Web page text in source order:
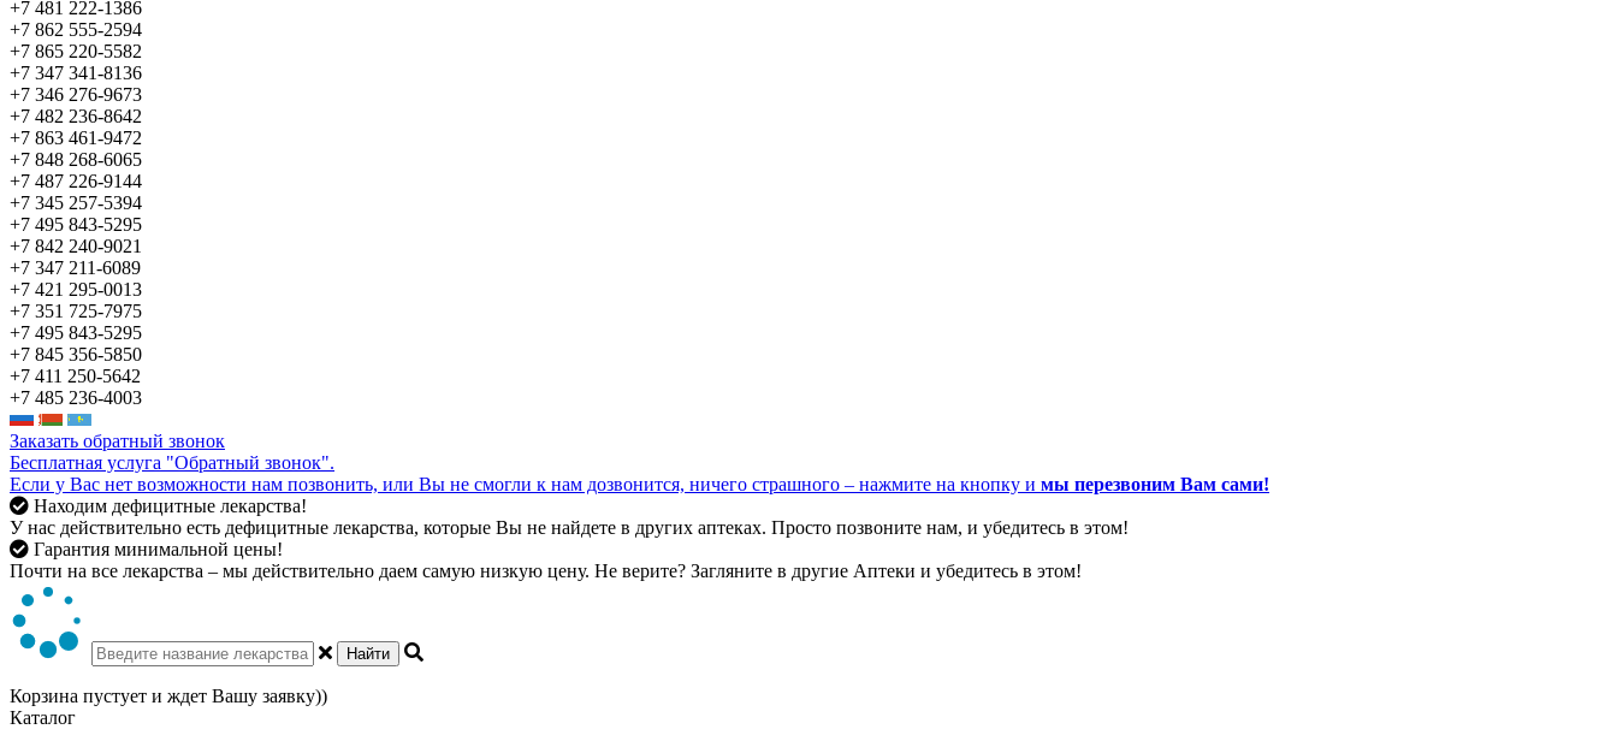
+7 481 222-1386
+7 862 555-2594
+7 865 220-5582
+7 347 341-8136
+7 346 276-9673
+7 482 236-8642
+7 863 461-9472
+7 848 268-6065
+7 487 226-9144
+7 345 257-5394
+7 495 843-5295
+7 842 240-9021
+7 347 211-6089
+7 421 295-0013
+7 351 725-7975
+7 495 843-5295
+7 845 356-5850
+7 411 250-5642
+7 485 236-4003
Заказать обратный звонок
Бесплатная услуга "Обратный звонок".
Если у Вас нет возможности нам позвонить, или Вы не смогли к нам дозвонится, ничего страшного – нажмите на кнопку и мы перезвоним Вам сами!
Находим дефицитные лекарства!
У нас действительно есть дефицитные лекарства, которые Вы не найдете в других аптеках. Просто позвоните нам, и убедитесь в этом!
Гарантия минимальной цены!
Почти на все лекарства – мы действительно даем самую низкую цену. Не верите? Загляните в другие Аптеки и убедитесь в этом!
Найти
Корзина пустует и ждет Вашу заявку))
Каталог